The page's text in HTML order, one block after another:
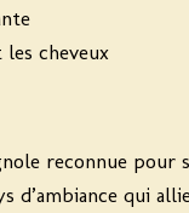
cheveux
reconnue pour
d’ambiance qui